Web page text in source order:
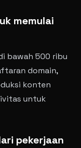
memulai
bawah 500 ribu
domain,
konten
untuk
pekerjaan